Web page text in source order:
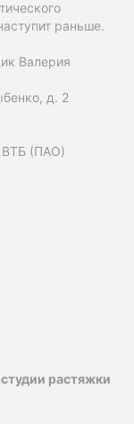
раньше.
Валерия
д. 2
(ПАО)
растяжки